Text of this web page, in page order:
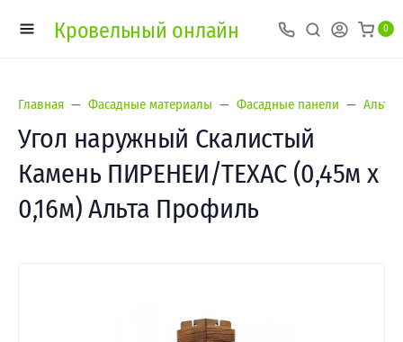
Кровельный онлайн 0
Главная Фасадные материалы Фасадные панели
Угол наружный Скалистый
Камень ПИРЕНЕИ/ТЕХАС (0,45м х
0,16м) Альта Профиль